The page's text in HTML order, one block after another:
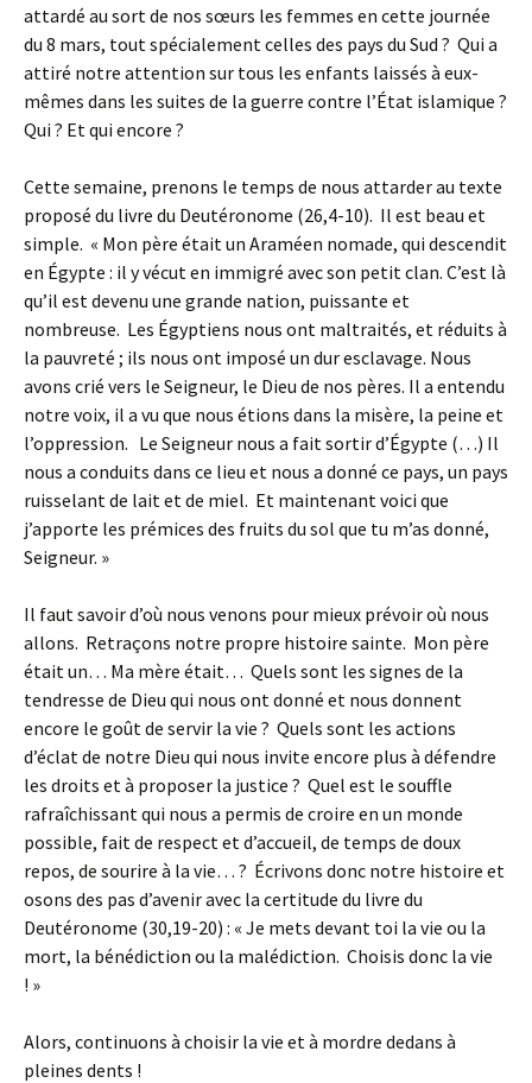
attardé au sort de nos sœurs les femmes en cette journée
du 8 mars, tout spécialement celles des pays du Sud ? Qui a
attiré notre attention sur tous les enfants laissés à eux-
mêmes dans les suites de la guerre contre l’État islamique ?
Qui ? Et qui encore ?
Cette semaine, prenons le temps de nous attarder au texte
proposé du livre du Deutéronome (26,4-10). Il est beau et
simple. « Mon père était un Araméen nomade, qui descendit
en Égypte : il y vécut en immigré avec son petit clan. C’est là
qu’il est devenu une grande nation, puissante et
nombreuse. Les Égyptiens nous ont maltraités, et réduits à
la pauvreté ; ils nous ont imposé un dur esclavage. Nous
avons crié vers le Seigneur, le Dieu de nos pères. Il a entendu
notre voix, il a vu que nous étions dans la misère, la peine et
l’oppression. Le Seigneur nous a fait sortir d’Égypte (…) Il
nous a conduits dans ce lieu et nous a donné ce pays, un pays
ruisselant de lait et de miel. Et maintenant voici que
j’apporte les prémices des fruits du sol que tu m’as donné,
Seigneur. »
Il faut savoir d’où nous venons pour mieux prévoir où nous
allons. Retraçons notre propre histoire sainte. Mon père
était un… Ma mère était… Quels sont les signes de la
tendresse de Dieu qui nous ont donné et nous donnent
encore le goût de servir la vie ? Quels sont les actions
d’éclat de notre Dieu qui nous invite encore plus à défendre
les droits et à proposer la justice ? Quel est le souffle
rafraîchissant qui nous a permis de croire en un monde
possible, fait de respect et d’accueil, de temps de doux
repos, de sourire à la vie… ? Écrivons donc notre histoire et
osons des pas d’avenir avec la certitude du livre du
Deutéronome (30,19-20) : « Je mets devant toi la vie ou la
mort, la bénédiction ou la malédiction. Choisis donc la vie
! »
Alors, continuons à choisir la vie et à mordre dedans à
pleines dents !